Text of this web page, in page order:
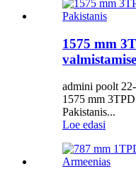
1575 mm
admini poolt
1575 mm
Pakistanis...
Loe edasi